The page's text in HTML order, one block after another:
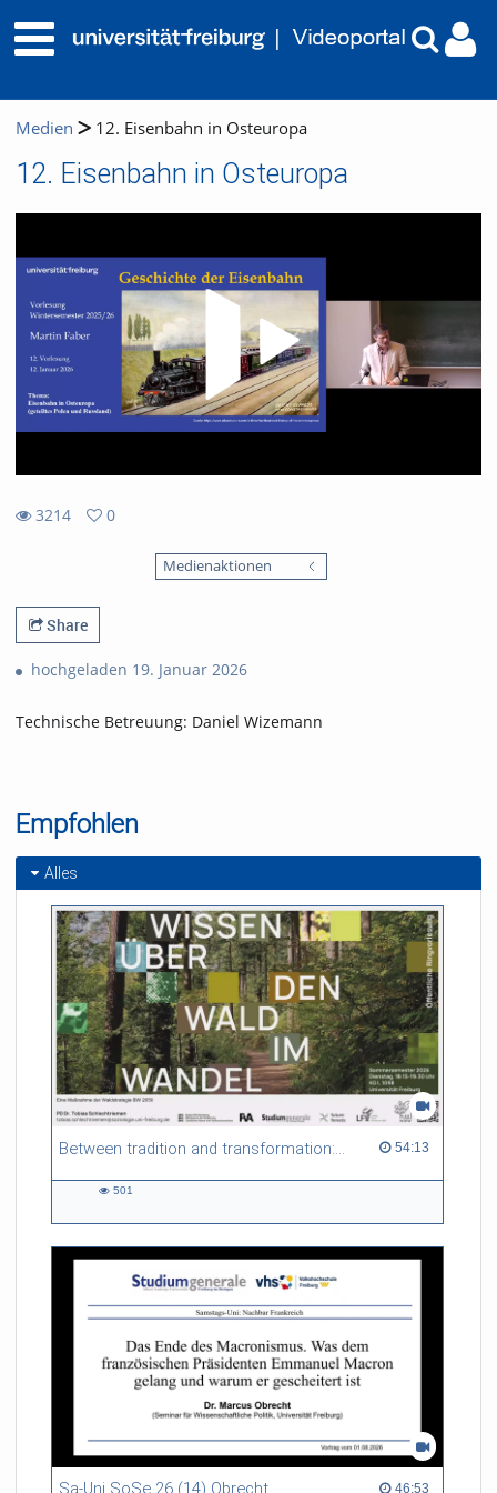
Medien 12. Eisenbahn in Osteuropa
12. Eisenbahn in Osteuropa
3214
0
Medienaktionen
Share
hochgeladen 19. Januar 2026
Technische Betreuung: Daniel Wizemann
Empfohlen
Alles
Between tradition and transformation: how owners, advisers and institutions co-create knowledge for resilient forests in Europe 54:13
54:13 duration
501
46:53
46:53 duration